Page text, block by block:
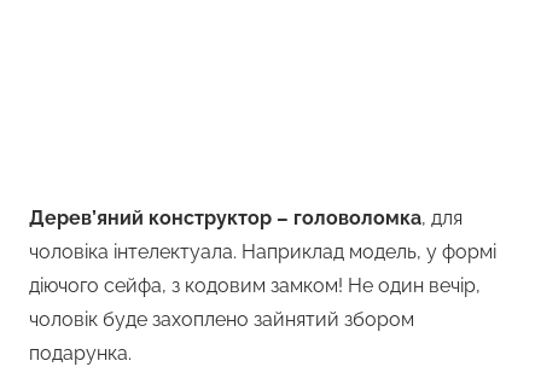
Дерев’яний конструктор – головоломка, для
чоловіка інтелектуала. Наприклад модель, у формі
діючого сейфа, з кодовим замком! Не один вечір,
чоловік буде захоплено зайнятий збором
подарунка.